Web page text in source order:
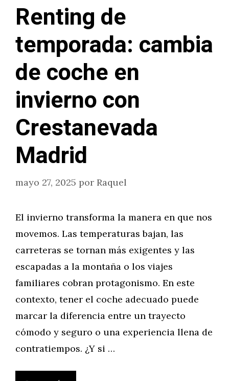
Renting de
temporada: cambia
de coche en
invierno con
Crestanevada
Madrid
mayo 27, 2025 por Raquel
El invierno transforma la manera en que nos
movemos. Las temperaturas bajan, las
carreteras se tornan más exigentes y las
escapadas a la montaña o los viajes
familiares cobran protagonismo. En este
contexto, tener el coche adecuado puede
marcar la diferencia entre un trayecto
cómodo y seguro o una experiencia llena de
contratiempos. ¿Y si …